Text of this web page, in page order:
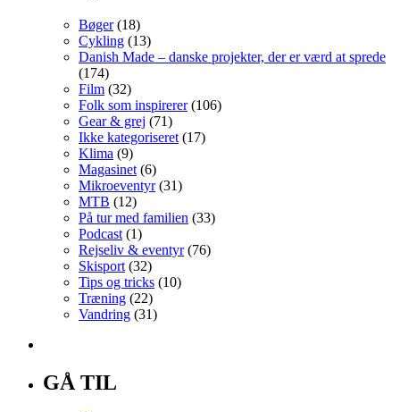
Bøger(18)
Cykling (13)
Danish Made – danske projekter, der er værd at sprede
(174)
Film (32)
Folk som inspirerer(106)
Gear & grej (71)
Ikke kategoriseret (17)
Klima (9)
Magasinet (6)
Mikroeventyr(31)
MTB (12)
På tur med familien (33)
Podcast (1)
Rejseliv & eventyr(76)
Skisport (32)
Tips og tricks (10)
Træning (22)
Vandring (31)
GÅ TIL